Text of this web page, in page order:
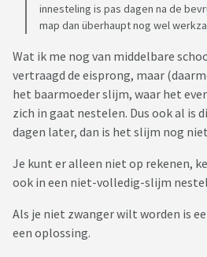
innesteling is pas dagen na de
map dan überhaupt nog wel
Wat ik me nog van middelbare
vertraagd de eisprong, maar
het baarmoeder slijm, waar het
zich in gaat nestelen. Dus ook al is
dagen later, dan is het slijm nog
Je kunt er alleen niet op rekenen,
ook in een niet-volledig-slijm
Als je niet zwanger wilt worden is
een oplossing.